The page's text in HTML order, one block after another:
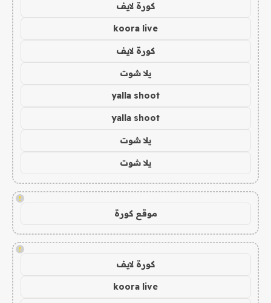
كورة لايف
koora live
كورة لايف
يلا شوت
yalla shoot
yalla shoot
يلا شوت
يلا شوت
!
موقع كورة
!
كورة لايف
koora live